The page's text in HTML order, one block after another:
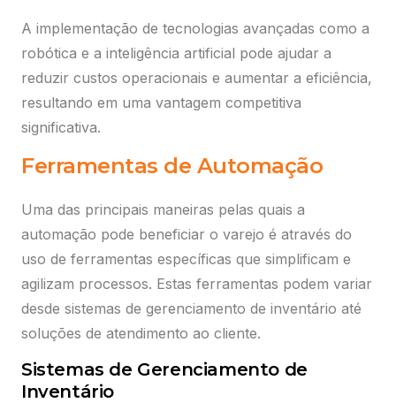
A implementação de tecnologias avançadas como a
robótica e a inteligência artificial pode ajudar a
reduzir custos operacionais e aumentar a eficiência,
resultando em uma vantagem competitiva
significativa.
Ferramentas de Automação
Uma das principais maneiras pelas quais a
automação pode beneficiar o varejo é através do
uso de ferramentas específicas que simplificam e
agilizam processos. Estas ferramentas podem variar
desde sistemas de gerenciamento de inventário até
soluções de atendimento ao cliente.
Sistemas de Gerenciamento de
Inventário